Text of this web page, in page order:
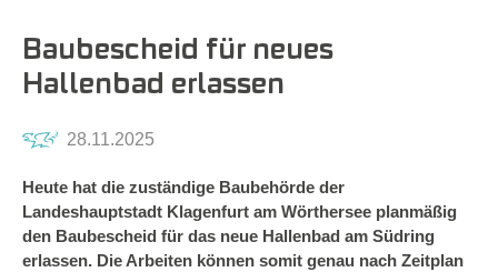
Baubescheid für neues
Hallenbad erlassen
28.11.2025
Heute hat die zuständige Baubehörde der
Landeshauptstadt Klagenfurt am Wörthersee planmäßig
den Baubescheid für das neue Hallenbad am Südring
erlassen. Die Arbeiten können somit genau nach Zeitplan